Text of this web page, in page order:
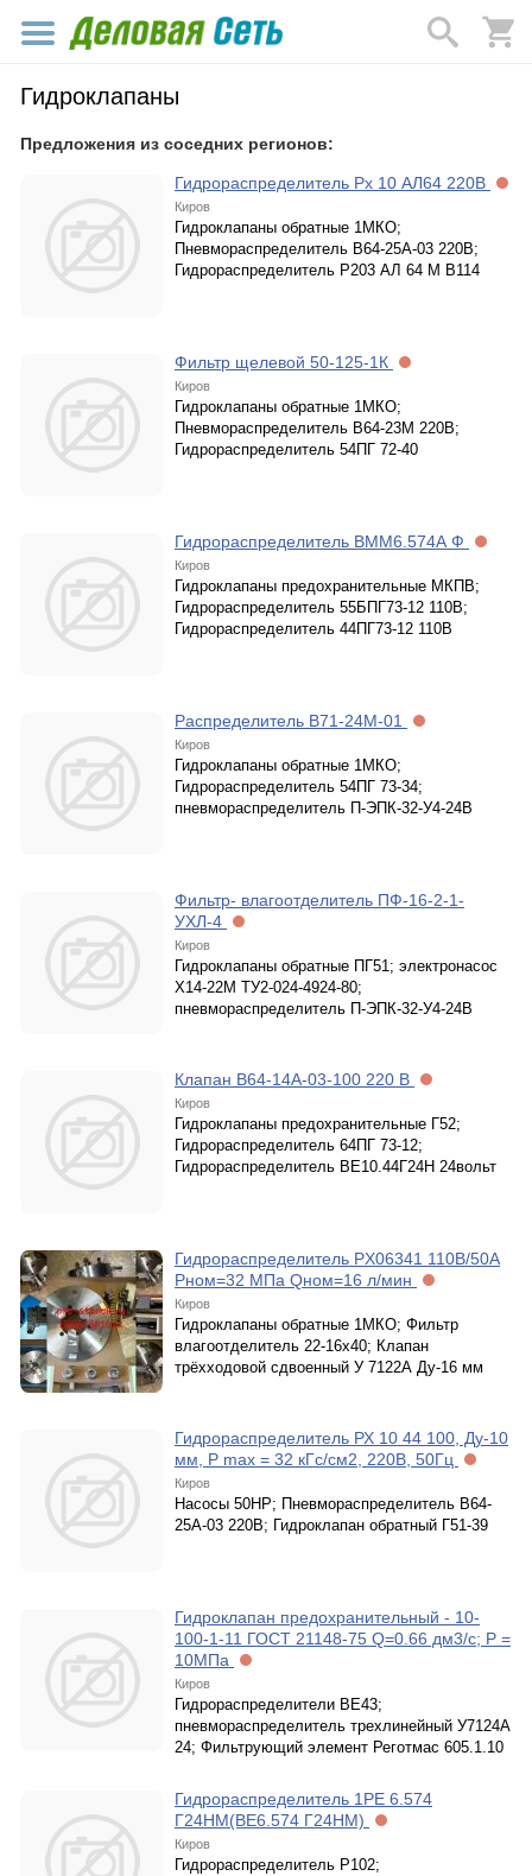
Гидроклапаны
Предложения из соседних регионов:
Гидрораспределитель Рх 10 АЛ64 220В
Киров
Гидроклапаны обратные 1МКО;
Пневмораспределитель В64-25А-03 220В;
Гидрораспределитель Р203 АЛ 64 М В114
Фильтр щелевой 50-125-1К
Киров
Гидроклапаны обратные 1МКО;
Пневмораспределитель В64-23М 220В;
Гидрораспределитель 54ПГ 72-40
Гидрораспределитель ВММ6.574А Ф
Киров
Гидроклапаны предохранительные МКПВ;
Гидрораспределитель 55БПГ73-12 110В;
Гидрораспределитель 44ПГ73-12 110В
Распределитель В71-24М-01
Киров
Гидроклапаны обратные 1МКО;
Гидрораспределитель 54ПГ 73-34;
пневмораспределитель П-ЭПК-32-У4-24В
Фильтр- влагоотделитель ПФ-16-2-1-
УХЛ-4
Киров
Гидроклапаны обратные ПГ51; электронасос
Х14-22М ТУ2-024-4924-80;
пневмораспределитель П-ЭПК-32-У4-24В
Клапан В64-14А-03-100 220 В
Киров
Гидроклапаны предохранительные Г52;
Гидрораспределитель 64ПГ 73-12;
Гидрораспределитель ВЕ10.44Г24Н 24вольт
Гидрораспределитель PX06341 110В/50А
Рном=32 МПа Qном=16 л/мин
Киров
Гидроклапаны обратные 1МКО; Фильтр
влагоотделитель 22-16х40; Клапан
трёхходовой сдвоенный У 7122А Ду-16 мм
Гидрораспределитель РХ 10 44 100, Ду-10
мм, Р max = 32 кГс/см2, 220В, 50Гц
Киров
Насосы 50НР; Пневмораспределитель В64-
25А-03 220В; Гидроклапан обратный Г51-39
Гидроклапан предохранительный - 10-
100-1-11 ГОСТ 21148-75 Q=0.66 дм3/с; P =
10МПа
Киров
Гидрораспределители ВЕ43;
пневмораспределитель трехлинейный У7124А
24; Фильтрующий элемент Реготмас 605.1.10
Гидрораспределитель 1РE 6.574
Г24НМ(ВЕ6.574 Г24НМ)
Киров
Гидрораспределитель Р102;